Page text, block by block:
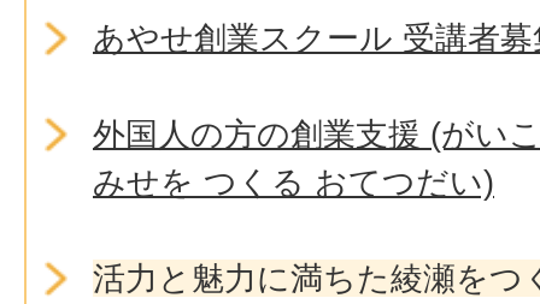
あやせ創業スクール 受講者
外国人の方の創業支援 (がい
みせを つくる おてつだい)
活力と魅力に満ちた綾瀬をつ